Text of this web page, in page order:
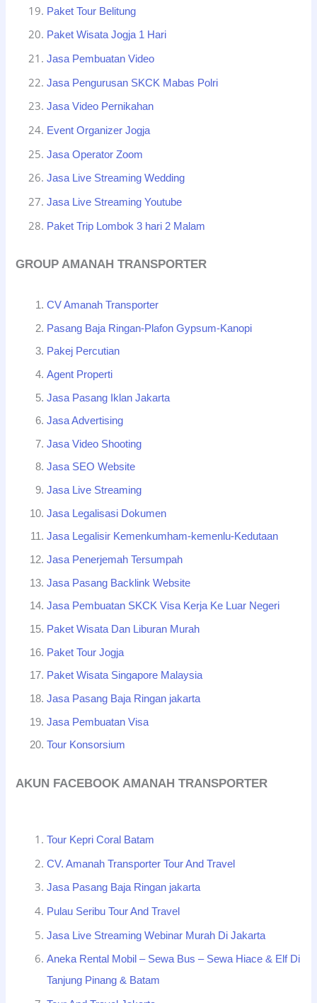
Paket Tour Belitung
Paket Wisata Jogja 1 Hari
Jasa Pembuatan Video
Jasa Pengurusan SKCK Mabas Polri
Jasa Video Pernikahan
Event Organizer Jogja
Jasa Operator Zoom
Jasa Live Streaming Wedding
Jasa Live Streaming Youtube
Paket Trip Lombok 3 hari 2 Malam
GROUP AMANAH TRANSPORTER
CV Amanah Transporter
Pasang Baja Ringan-Plafon Gypsum-Kanopi
Pakej Percutian
Agent Properti
Jasa Pasang Iklan Jakarta
Jasa Advertising
Jasa Video Shooting
Jasa SEO Website
Jasa Live Streaming
Jasa Legalisasi Dokumen
Jasa Legalisir Kemenkumham-kemenlu-Kedutaan
Jasa Penerjemah Tersumpah
Jasa Pasang Backlink Website
Jasa Pembuatan SKCK Visa Kerja Ke Luar Negeri
Paket Wisata Dan Liburan Murah
Paket Tour Jogja
Paket Wisata Singapore Malaysia
Jasa Pasang Baja Ringan jakarta
Jasa Pembuatan Visa
Tour Konsorsium
AKUN FACEBOOK AMANAH TRANSPORTER
Tour Kepri Coral Batam
CV. Amanah Transporter Tour And Travel
Jasa Pasang Baja Ringan jakarta
Pulau Seribu Tour And Travel
Jasa Live Streaming Webinar Murah Di Jakarta
Aneka Rental Mobil – Sewa Bus – Sewa Hiace & Elf Di
Tanjung Pinang & Batam